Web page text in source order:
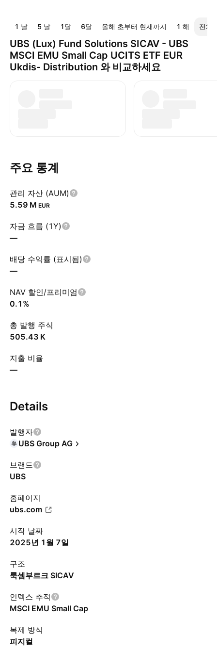
1 날 5 날 1달 6달 올해 초부터 현재까지 1 해 전체
UBS (Lux) Fund Solutions SICAV - UBS
MSCI EMU Small Cap UCITS ETF EUR
Ukdis- Distribution 와 비교하세요
주요 통계
관리 자산 (AUM)
‪5.59 M‬ EUR
자금 흐름 (1Y)
—
배당 수익률 (표시됨)
—
NAV 할인/프리미엄
0.1%
총 발행 주식
‪505.43 K‬
지출 비율
—
Details
발행자
UBS Group AG
브랜드
UBS
홈페이지
ubs.com
시작 날짜
2025년 1월 7일
구조
룩셈부르크 SICAV
인덱스 추적
MSCI EMU Small Cap
복제 방식
피지컬